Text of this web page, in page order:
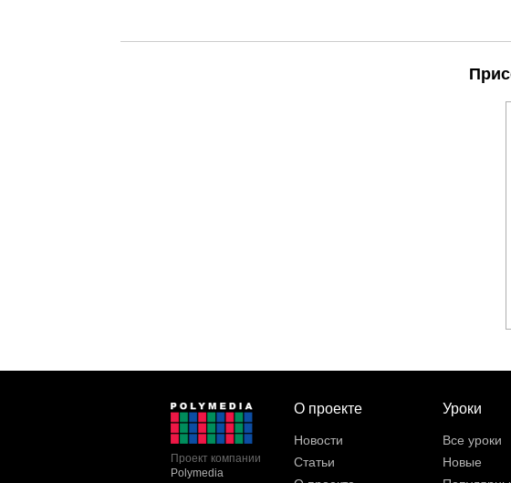
Проект компании
Polymedia
О проекте
Новости
Статьи
Уроки
Все уроки
Новые